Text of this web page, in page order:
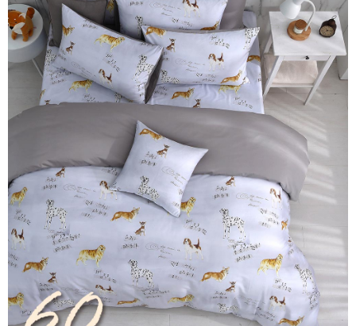
時審查核予不同之上限額度；若仍有額度不足之情形，本公司將視審查結果
請求用戶進行身份認證。
５．嚴禁一人註冊多個帳號或使用他人資訊註冊。若發現惡意使用之情形，
恩沛科技股份有限公司將有權停止該用戶之使用額度並採取法律行動。